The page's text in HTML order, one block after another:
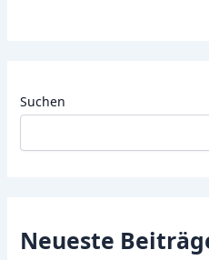
Suchen
Neueste